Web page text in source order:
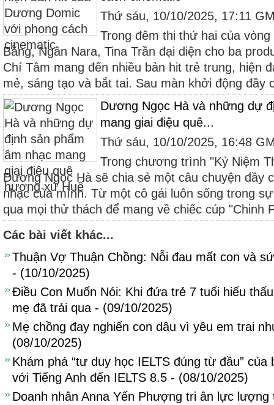
Thứ sáu, 10/10/2025, 17:11
Trong đêm thi thứ hai của
Bằng, Ngân Nara, Tina Trần đại diện cho ba
Chí Tâm mang đến nhiều bản hit trẻ trung, hiện
mẻ, sáng tạo và bắt tai. Sau màn khởi động đầy
Dương Ngọc Hà và những dự
mang giai điệu quê...
Thứ sáu, 10/10/2025, 16:48
Trong chương trình "Kỷ Niệm
Dương Ngọc Hà sẽ chia sẻ một câu chuyện đầy
nhạc của mình. Từ một cô gái luôn sống trong
qua mọi thử thách để mang về chiếc cúp "Chinh
Các bài viết khác...
Thuận Vợ Thuận Chồng: Nỗi đau mất con và
- (10/10/2025)
Điều Con Muốn Nói: Khi đứa trẻ 7 tuổi hiểu
mẹ đã trải qua - (09/10/2025)
Mẹ chồng đay nghiến con dâu vì yêu em trai
(08/10/2025)
Khám phá “tư duy học IELTS đúng từ đầu”
với Tiếng Anh đến IELTS 8.5 - (08/10/2025)
Doanh nhân Anna Yến Phượng tri ân lực lượng